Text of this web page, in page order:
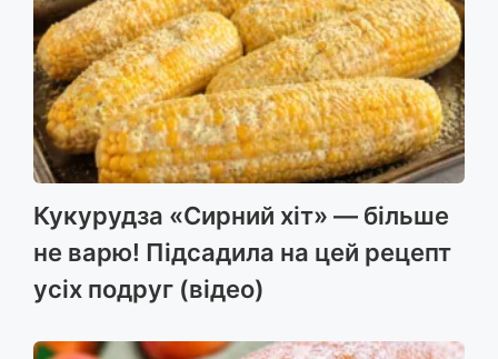
Кукурудза «Сирний хіт» — більше
не варю! Підсадила на цей рецепт
усіх подруг (відео)